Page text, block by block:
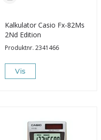
Kalkulator Casio Fx-82Ms
2Nd Edition
Produktnr. 2341466
Vis